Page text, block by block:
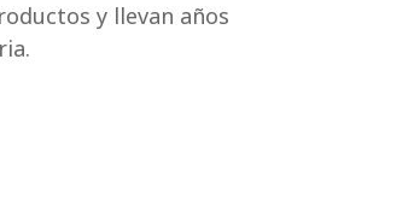
y llevan años